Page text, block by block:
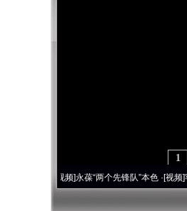
1
永葆“两个先锋队”本色·[视频] 牢记